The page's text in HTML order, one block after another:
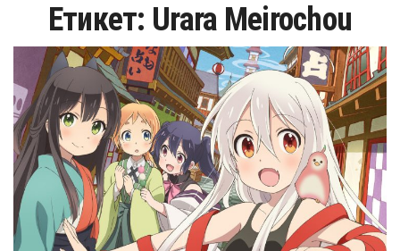
Етикет: Urara Meirochou